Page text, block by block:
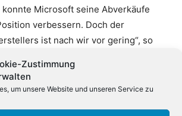
Zustimmung
um unsere Website und unseren Service zu
konnte Microsoft seine Abverkäufe
verbessern. Doch der
ist nach wir vor gering“, so